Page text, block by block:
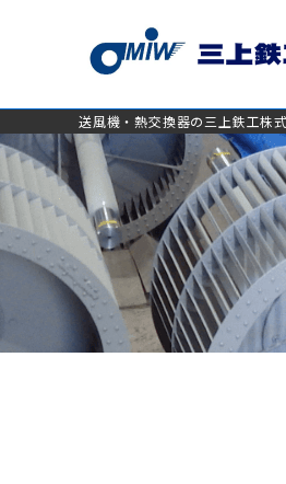
送風機・熱交換器の三上鉄工株